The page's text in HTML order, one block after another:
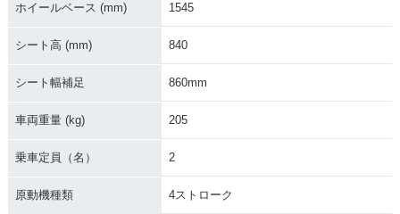
ホイールベース (mm) 1545
シート高 (mm) 840
シート幅補足 860mm
車両重量 (kg) 205
乗車定員（名） 2
原動機種類 4ストローク